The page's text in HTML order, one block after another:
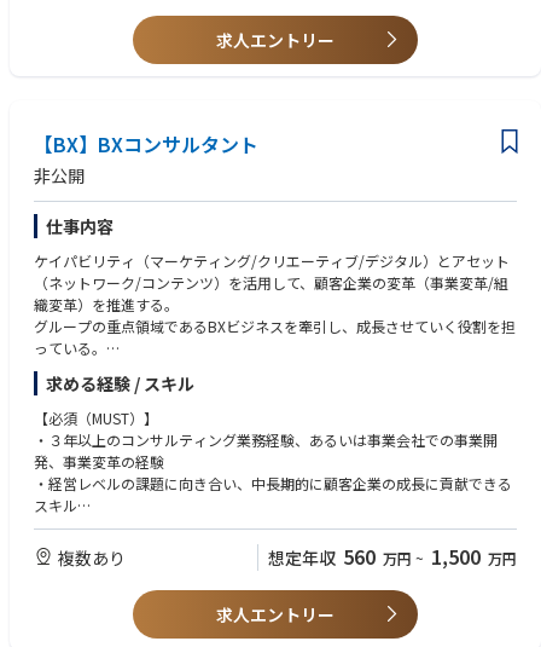
・デジタルマーケティング、データマネジメントの知見
求人エントリー
【BX】BXコンサルタント
非公開
仕事内容
ケイパビリティ（マーケティング/クリエーティブ/デジタル）とアセット
（ネットワーク/コンテンツ）を活用して、顧客企業の変革（事業変革/組
織変革）を推進する。
グループの重点領域であるBXビジネスを牽引し、成長させていく役割を担
っている。
【主な仕事内容】
複雑なビジネス課題と向き合い、解決方法を創造し、顧客企業の変革（事
業変革/組織変革）を共創プロジェクトとして推進
①経営層/事業責任者と対話しながら潜在課題を引き出し、戦略と実行プ
ランを策定する
②コアアクションの実行とプロジェクトマネジメントを通じて変革に伴走
③（①と②を通じて）顧客企業の変革を実現し、顧客との長期的なパート
ナーシップを育む
求める経験 / スキル
【必須（MUST）】
・３年以上のコンサルティング業務経験、あるいは事業会社での事業開
発、事業変革の経験
・経営レベルの課題に向き合い、中長期的に顧客企業の成長に貢献できる
スキル
・複数のプロジェクトに同時にコミットできるスキル
【歓迎（WANT）】
・特定インダストリーの深い知見
・デジタルマーケティング、データマネジメントの知見
複数あり 想定年収 560 万円 ~ 1,500 万円
求人エントリー